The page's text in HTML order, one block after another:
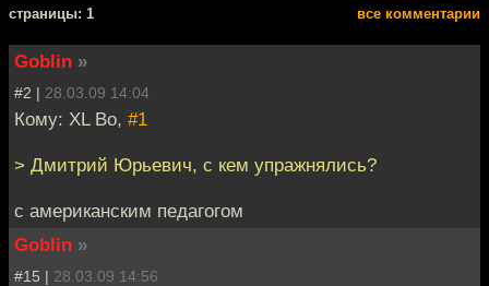
cтраницы: 1 все комментарии
Goblin »
#2 | 28.03.09 14:04
Кому: XL Bo, #1
> Дмитрий Юрьевич, с кем упражнялись?
с американским педагогом
Goblin »
#15 | 28.03.09 14:56